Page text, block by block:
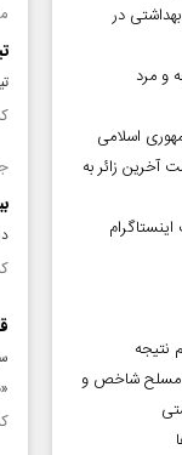
کد
کد
کد
بهداشتی در
و مرد
اسلامی
آخرین زائر به
نتیجه
از اشرار مسلح شاخص و